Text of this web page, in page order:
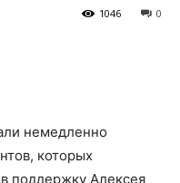
0
1046
немедленно
которых
поддержку Алексея